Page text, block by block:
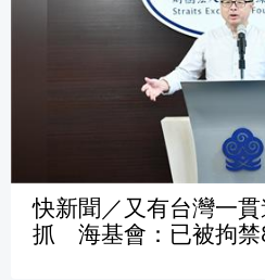
快新聞／又有台灣一
抓 海基會：已被拘禁